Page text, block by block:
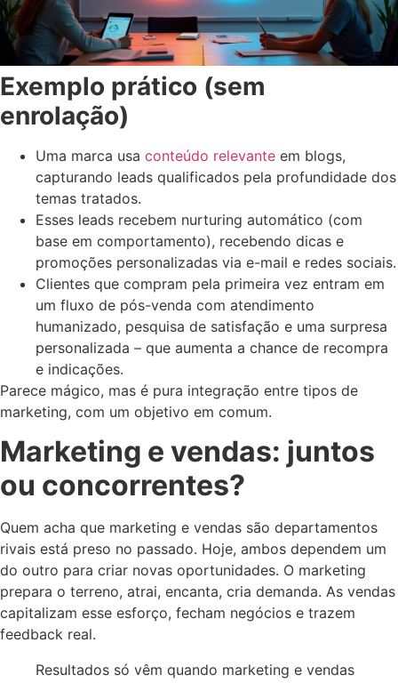
Exemplo prático (sem
enrolação)
Uma marca usa conteúdo relevante em blogs,
capturando leads qualificados pela profundidade dos
temas tratados.
Esses leads recebem nurturing automático (com
base em comportamento), recebendo dicas e
promoções personalizadas via e-mail e redes sociais.
Clientes que compram pela primeira vez entram em
um fluxo de pós-venda com atendimento
humanizado, pesquisa de satisfação e uma surpresa
personalizada – que aumenta a chance de recompra
e indicações.
Parece mágico, mas é pura integração entre tipos de
marketing, com um objetivo em comum.
Marketing e vendas: juntos
ou concorrentes?
Quem acha que marketing e vendas são departamentos
rivais está preso no passado. Hoje, ambos dependem um
do outro para criar novas oportunidades. O marketing
prepara o terreno, atrai, encanta, cria demanda. As vendas
capitalizam esse esforço, fecham negócios e trazem
feedback real.
Resultados só vêm quando marketing e vendas